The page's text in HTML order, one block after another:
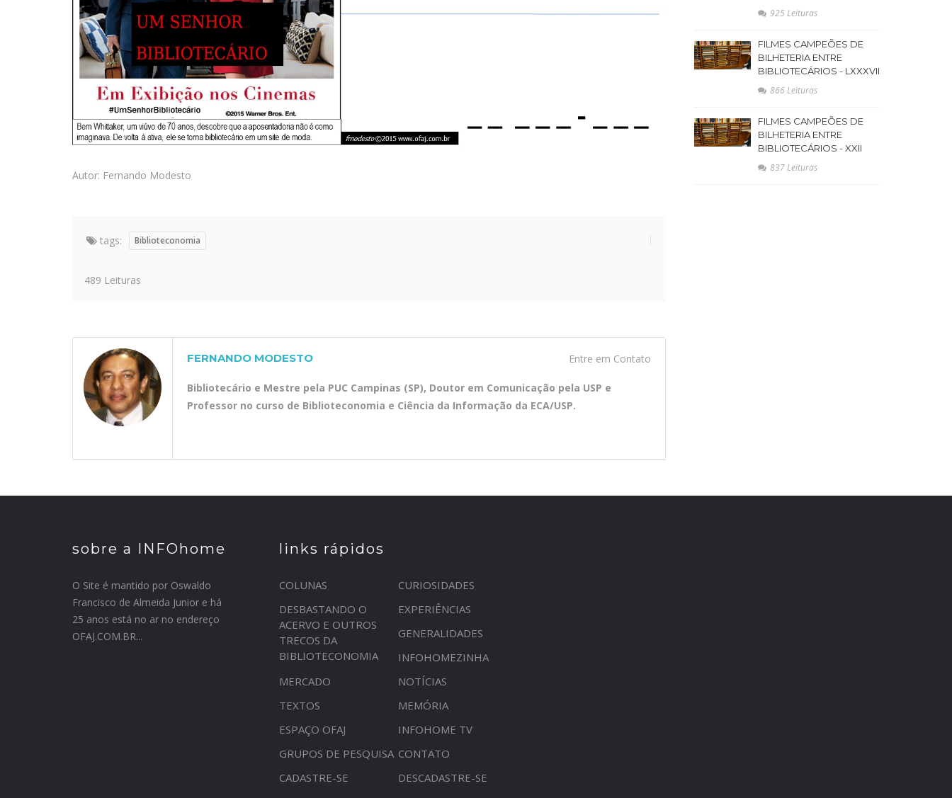
Autor: Fernando Modesto
tags: Biblioteconomia
489 Leituras
Entre em Contato
FERNANDO MODESTO
Bibliotecário e Mestre pela PUC Campinas (SP), Doutor em Comunicação pela USP e
Professor no curso de Biblioteconomia e Ciência da Informação da ECA/USP.
925 Leituras
FILMES CAMPEÕES DE
BILHETERIA ENTRE
BIBLIOTECÁRIOS - LXXXVII
866 Leituras
FILMES CAMPEÕES DE
BILHETERIA ENTRE
BIBLIOTECÁRIOS - XXII
837 Leituras
sobre a INFOhome
O Site é mantido por Oswaldo
Francisco de Almeida Junior e há
25 anos está no ar no endereço
OFAJ.COM.BR...
links rápidos
COLUNAS
CURIOSIDADES
DESBASTANDO O
ACERVO E OUTROS
TRECOS DA
BIBLIOTECONOMIA
EXPERIÊNCIAS
GENERALIDADES
INFOHOMEZINHA
MERCADO
NOTÍCIAS
TEXTOS
MEMÓRIA
ESPAÇO OFAJ
INFOHOME TV
GRUPOS DE PESQUISA CONTATO
CADASTRE-SE
DESCADASTRE-SE